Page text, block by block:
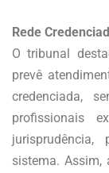
Rede
O tribunal
prevê
credenciada,
profissionais
sistema. Assim,